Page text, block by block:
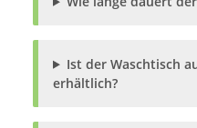
Ist der Waschtisch
erhältlich?